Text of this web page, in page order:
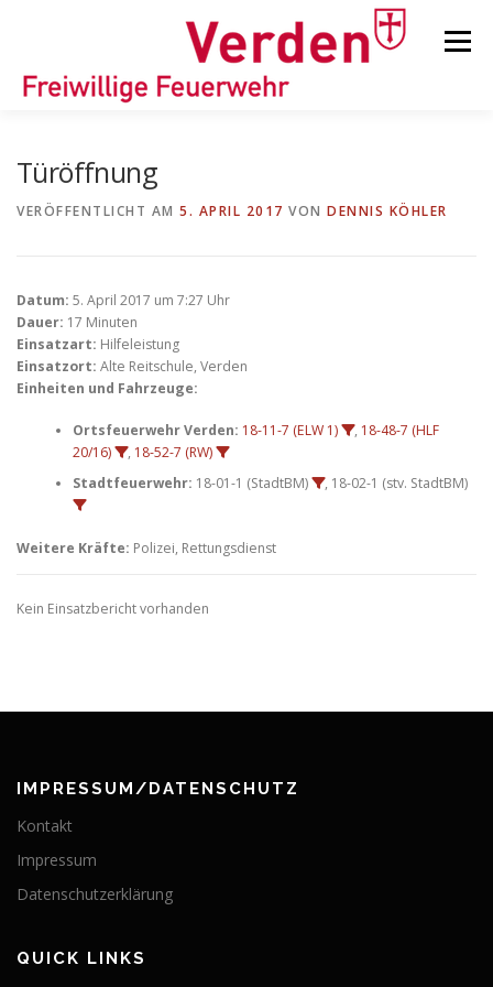
Menü
KINDER-/JUGENDFEUERWEHR
Türöffnung
VERÖFFENTLICHT AM 5. APRIL 2017 VON DENNIS KÖHLER
Datum: 5. April 2017 um 7:27 Uhr
Dauer: 17 Minuten
Einsatzart: Hilfeleistung
Einsatzort: Alte Reitschule, Verden
Einheiten und Fahrzeuge:
Ortsfeuerwehr Verden: 18-11-7 (ELW 1) , 18-48-7 (HLF
20/16)
, 18-52-7 (RW)
Stadtfeuerwehr: 18-01-1 (StadtBM) , 18-02-1 (stv. StadtBM)
Weitere Kräfte: Polizei, Rettungsdienst
Kein Einsatzbericht vorhanden
IMPRESSUM/DATENSCHUTZ
Kontakt
Impressum
Datenschutzerklärung
QUICK LINKS